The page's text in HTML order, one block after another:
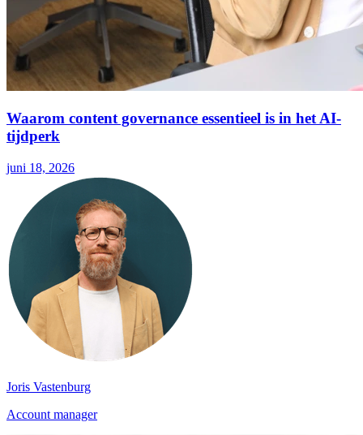
Waarom content governance essentieel is in het AI-
tijdperk
juni 18, 2026
Joris Vastenburg
Account manager